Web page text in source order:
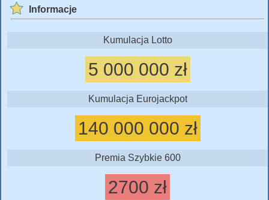
Informacje
Kumulacja Lotto
5 000 000 zł
Kumulacja Eurojackpot
140 000 000 zł
Premia Szybkie 600
2700 zł